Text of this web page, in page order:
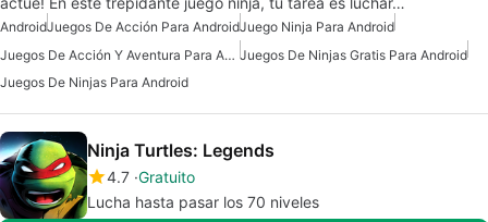
AndroidJuegos De Acción Para AndroidJuego Ninja Para Android
Juegos De Acción Y Aventura Para Android Juegos De Ninjas Gratis Para Android
Juegos De Ninjas Para Android
Ninja Turtles: Legends
4.7 Gratuito
Lucha hasta pasar los 70 niveles